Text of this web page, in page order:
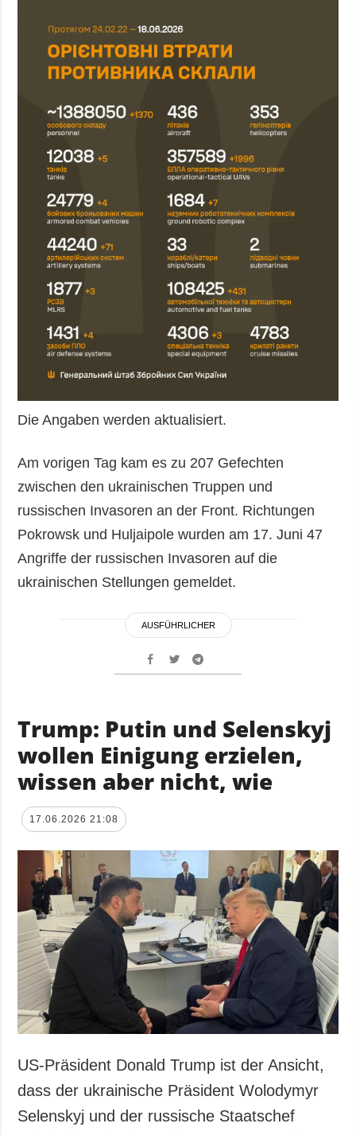
Die Angaben werden aktualisiert.
Am vorigen Tag kam es zu 207 Gefechten
zwischen den ukrainischen Truppen und
russischen Invasoren an der Front. Richtungen
Pokrowsk und Huljaipole wurden am 17. Juni 47
Angriffe der russischen Invasoren auf die
ukrainischen Stellungen gemeldet.
AUSFÜHRLICHER
Trump: Putin und Selenskyj
wollen Einigung erzielen,
wissen aber nicht, wie
17.06.2026 21:08
US-Präsident Donald Trump ist der Ansicht,
dass der ukrainische Präsident Wolodymyr
Selenskyj und der russische Staatschef